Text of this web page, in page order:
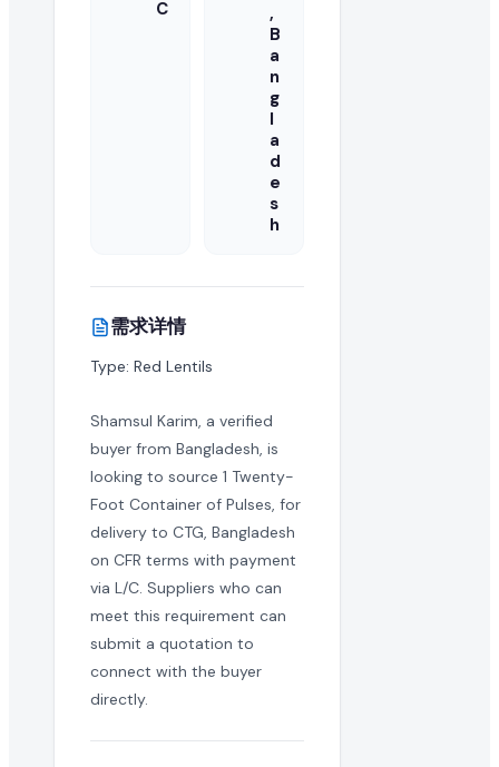
有的,您可以浏览本页的"类似采购需求"栏目,或在我们的全球
如何成为 pulses 的认证供应商?
您可以在 EximNext 免费注册并完善企业资料以成为认证制
此次进口需要什么样的运输条款?
买家要求的具体运输条款(例如 CIF、FOB、EXW)列于此
这是一次性采购还是长期的批量订单需求?
买家通常寻求长期的制造合作伙伴。您可以与买家澄清此
国际出口商可以对此采购需求报价吗?
当然可以。EximNext 是全球 B2B 市场,我们鼓励任何有能力
这个 RFQ 需要多快回复?
活跃的采购需求具有时效性。我们建议尽快提交您的 pulses
是否需要提供产品样品?
批量进口 pulses 的买家通常在敲定大合同前会要求样品。您
什么是成功的 pulses 报价?
成功的报价提供有竞争力的批量价格、清晰的贸易就绪条款
C
,
B
a
n
g
l
a
d
e
s
h
需求详情
Type: Red Lentils
Shamsul Karim, a verified
buyer from Bangladesh, is
looking to source 1 Twenty-
Foot Container of Pulses, for
delivery to CTG, Bangladesh
on CFR terms with payment
via L/C. Suppliers who can
meet this requirement can
submit a quotation to
connect with the buyer
directly.